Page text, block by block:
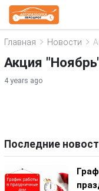
Главная Новости
Акция
4 years ago
Последние